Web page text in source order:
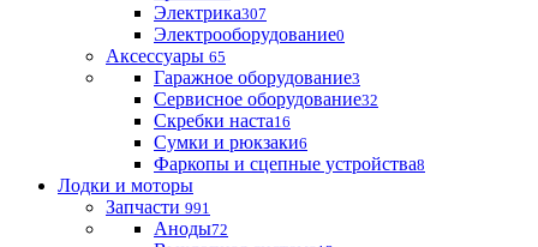
Электрика307
Электрооборудование0
Аксессуары 65
Гаражное оборудование3
Сервисное оборудование32
Скребки наста16
Сумки и рюкзаки6
Фаркопы и сцепные устройства8
Лодки и моторы
Запчасти 991
Аноды72